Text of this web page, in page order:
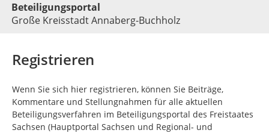
Beteiligungsportal
Große Kreisstadt Annaberg-Buchholz
Registrieren
Wenn Sie sich hier registrieren, können Sie Beiträge,
Kommentare und Stellungnahmen für alle aktuellen
Beteiligungsverfahren im Beteiligungsportal des Freistaates
Sachsen (Hauptportal Sachsen und Regional- und